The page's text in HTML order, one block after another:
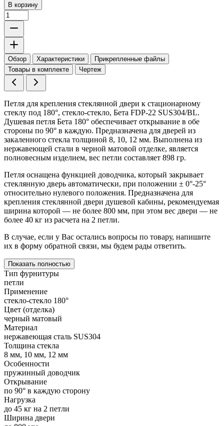
В корзину
Обзор Характеристики
Прикрепленные файлы
Товары в комплекте
Чертеж
Петля для крепления стеклянной двери к стационарному
стеклу под 180°, стекло-стекло, Бета FDP-22 SUS304/BL.
Душевая петля Бета 180° обеспечивает открывание в обе
стороны по 90° в каждую. Предназначена для дверей из
закаленного стекла толщиной 8, 10, 12 мм. Выполнена из
нержавеющей стали в черной матовой отделке, является
полновесным изделием, вес петли составляет 898 гр.
Петля оснащена функцией доводчика, который закрывает
стеклянную дверь автоматически, при положении ± 0°-25°
относительно нулевого положения. Предназначена для
крепления стеклянной двери душевой кабины, рекомендуемая
ширина которой — не более 800 мм, при этом вес двери — не
более 40 кг из расчета на 2 петли.
В случае, если у Вас остались вопросы по товару, напишите
их в форму обратной связи, мы будем рады ответить.
Показать полностью
Тип фурнитуры
петли
Применение
стекло-стекло 180°
Цвет (отделка)
черный матовый
Материал
нержавеющая сталь SUS304
Толщина стекла
8 мм, 10 мм, 12 мм
Особенности
пружинный доводчик
Открывание
по 90° в каждую сторону
Нагрузка
до 45 кг на 2 петли
Ширина двери